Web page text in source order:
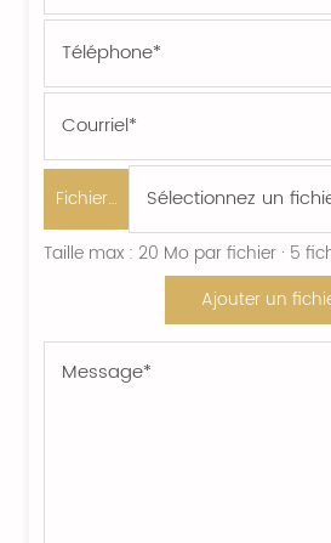
Fichier…
Taille max : 20 Mo par fichier · 5
Ajouter un